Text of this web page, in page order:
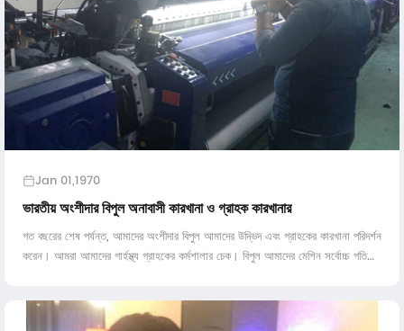
Jan 01,1970
ভারতীয় অংশীদার বিপুল অনাবাসী কারখানা ও গ্রাহক কারখানার
গত বছরের শেষ পর্যন্ত, আমাদের অংশীদার বিপুল আমাদের উদ্ভিদ এবং গ্রাহকের কারখানা পরিদর্শন
করেন। আমরা আমাদের গার্হস্থ্য গ্রাহকের কর্মশালার চেক। বিপুল আমাদের মেশিন সর্বোচ্চ গতি